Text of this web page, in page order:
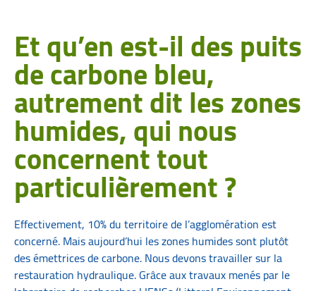
Et qu’en est-il des puits
de carbone bleu,
autrement dit les zones
humides, qui nous
concernent tout
particulièrement ?
Effectivement, 10% du territoire de l’agglomération est
concerné. Mais aujourd’hui les zones humides sont plutôt
des émettrices de carbone. Nous devons travailler sur la
restauration hydraulique. Grâce aux travaux menés par le